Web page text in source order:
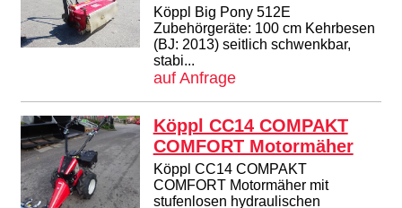
Köppl Big Pony 512E
Zubehörgeräte: 100 cm Kehrbesen
(BJ: 2013) seitlich schwenkbar,
stabi...
auf Anfrage
Köppl CC14 COMPAKT
COMFORT Motormäher
Köppl CC14 COMPAKT
COMFORT Motormäher mit
stufenlosen hydraulischen